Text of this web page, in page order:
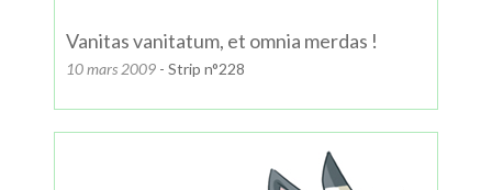
Vanitas vanitatum, et omnia merdas !
10 mars 2009 - Strip n°228